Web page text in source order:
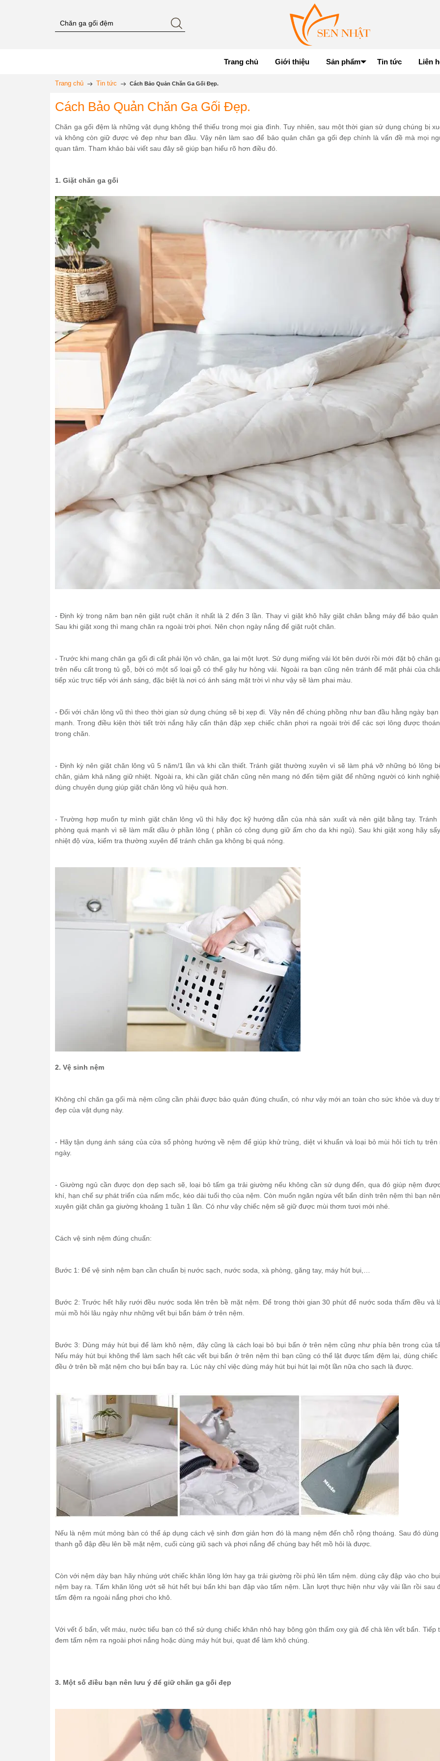
Trang chủ Giới thiệu Sản phẩm Tin tức Liên
Trang chủ Tin tức Cách Bảo Quản Chăn Ga Gối Đẹp.
Cách Bảo Quản Chăn Ga Gối Đẹp.
Chăn ga gối đệm là những vật dụng không thể thiếu trong mọi gia đình. Tuy nhiên, sau một thời gian sử dụng chúng bị
và không còn giữ được vẻ đẹp như ban đầu. Vậy nên làm sao để bảo quản chăn ga gối đẹp chính là vấn đề mà mọi
quan tâm. Tham khảo bài viết sau đây sẽ giúp bạn hiểu rõ hơn điều đó.
1. Giặt chăn ga gối
- Định kỳ trong năm bạn nên giặt ruột chăn ít nhất là 2 đến 3 lần. Thay vì giặt khô hãy giặt chăn bằng máy để bảo quản
Sau khi giặt xong thì mang chăn ra ngoài trời phơi. Nên chọn ngày nắng để giặt ruột chăn.
- Trước khi mang chăn ga gối đi cất phải lộn vỏ chăn, ga lại một lượt. Sử dụng miếng vải lót bên dưới rồi mới đặt bộ chăn
trên nếu cất trong tủ gỗ, bởi có một số loại gỗ có thể gây hư hỏng vải. Ngoài ra bạn cũng nên tránh để mặt phải của
tiếp xúc trực tiếp với ánh sáng, đặc biệt là nơi có ánh sáng mặt trời vì như vậy sẽ làm phai màu.
- Đối với chăn lông vũ thì theo thời gian sử dụng chúng sẽ bị xẹp đi. Vậy nên để chúng phồng như ban đầu hằng ngày bạn
mạnh. Trong điều kiện thời tiết trời nắng hãy cẩn thận đập xẹp chiếc chăn phơi ra ngoài trời để các sợi lông được
trong chăn.
- Định kỳ nên giặt chăn lông vũ 5 năm/1 lần và khi cần thiết. Tránh giặt thường xuyên vì sẽ làm phá vỡ những bó lông
chăn, giảm khả năng giữ nhiệt. Ngoài ra, khi cần giặt chăn cũng nên mang nó đến tiệm giặt để những người có kinh
dùng chuyên dụng giúp giặt chăn lông vũ hiệu quả hơn.
- Trường hợp muốn tự mình giặt chăn lông vũ thì hãy đọc kỹ hướng dẫn của nhà sản xuất và nên giặt bằng tay. Tránh
phòng quá mạnh vì sẽ làm mất dầu ở phần lông ( phần có công dụng giữ ấm cho da khi ngủ). Sau khi giặt xong hãy
nhiệt độ vừa, kiểm tra thường xuyên để tránh chăn ga không bị quá nóng.
2. Vệ sinh nệm
Không chỉ chăn ga gối mà nệm cũng cần phải được bảo quản đúng chuẩn, có như vậy mới an toàn cho sức khỏe và duy
đẹp của vật dụng này.
- Hãy tận dụng ánh sáng của cửa sổ phòng hướng về nệm để giúp khử trùng, diệt vi khuẩn và loại bỏ mùi hôi tích tụ trên
ngày.
- Giường ngủ cần được dọn dẹp sạch sẽ, loại bỏ tấm ga trải giường nếu không cần sử dụng đến, qua đó giúp nệm
khí, hạn chế sự phát triển của nấm mốc, kéo dài tuổi thọ của nệm. Còn muốn ngăn ngừa vết bẩn dính trên nệm thì bạn
xuyên giặt chăn ga giường khoảng 1 tuần 1 lần. Có như vậy chiếc nệm sẽ giữ được mùi thơm tươi mới nhé.
Cách vệ sinh nệm đúng chuẩn:
Bước 1: Để vệ sinh nệm bạn cần chuẩn bị nước sạch, nước soda, xà phòng, găng tay, máy hút bụi,…
Bước 2: Trước hết hãy rưới đều nước soda lên trên bề mặt nệm. Để trong thời gian 30 phút để nước soda thấm đều và
mùi mồ hôi lâu ngày như những vết bụi bẩn bám ở trên nệm.
Bước 3: Dùng máy hút bụi để làm khô nệm, đây cũng là cách loại bỏ bụi bẩn ở trên nệm cũng như phía bên trong của
Nếu máy hút bụi không thể làm sạch hết các vết bụi bẩn ở trên nệm thì bạn cũng có thể lật được tấm đệm lại, dùng chiếc
đều ở trên bề mặt nệm cho bụi bẩn bay ra. Lúc này chỉ việc dùng máy hút bụi hút lại một lần nữa cho sạch là được.
Nếu là nệm mút mỏng bàn có thể áp dụng cách vệ sinh đơn giản hơn đó là mang nệm đến chỗ rộng thoáng. Sau đó
thanh gỗ đập đều lên bề mặt nệm, cuối cùng giũ sạch và phơi nắng để chúng bay hết mồ hôi là được.
Còn với nệm dày bạn hãy nhúng ướt chiếc khăn lông lớn hay ga trải giường rồi phủ lên tấm nệm. dùng cây đập vào cho
nệm bay ra. Tấm khăn lông ướt sẽ hút hết bụi bẩn khi bạn đập vào tấm nệm. Lần lượt thực hiện như vậy vài lần rồi sau
tấm đệm ra ngoài nắng phơi cho khô.
Với vết ố bẩn, vết máu, nước tiểu bạn có thể sử dụng chiếc khăn nhỏ hay bông gòn thấm oxy già để chà lên vết bẩn. Tiếp
đem tấm nệm ra ngoài phơi nắng hoặc dùng máy hút bụi, quạt để làm khô chúng.
3. Một số điều bạn nên lưu ý để giữ chăn ga gối đẹp